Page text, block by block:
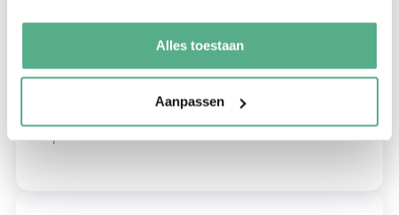
Alles toestaan
Aanpassen
Heb je toch nog een vraag of liever even persoonlijk
contact? Onze adviseurs staan altijd voor je klaar; ook
telefoontje of een gesprek aan je eigen keukentafel is—jij